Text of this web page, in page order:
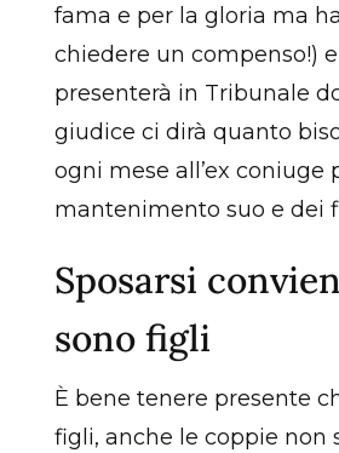
fama e per la gloria ma
chiedere un compenso!)
presenterà in Tribunale
giudice ci dirà quanto
ogni mese all’ex coniuge
mantenimento suo e dei
Sposarsi
sono figli
È bene tenere presente
figli, anche le coppie non